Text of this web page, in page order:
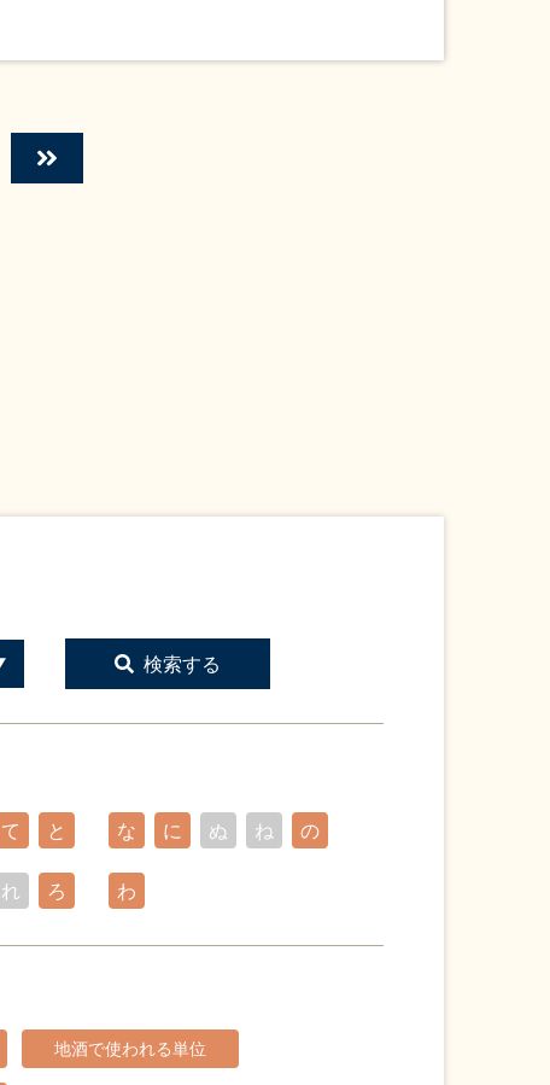
検索する
て と な に ぬ ね の
れ ろ わ
地酒で使われる単位